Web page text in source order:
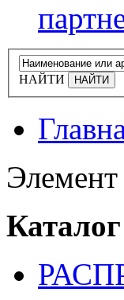
НАЙТИ
Каталог